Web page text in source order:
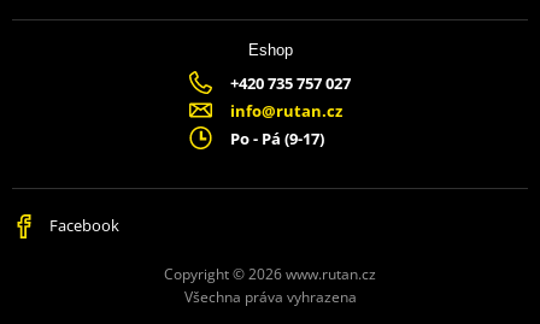
Eshop
+420 735 757 027
info@rutan.cz
Po - Pá (9-17)
Facebook
Copyright © 2026 www.rutan.cz
Všechna práva vyhrazena